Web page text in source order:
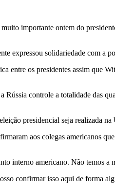
importante ontem do
expressou solidariedade com a
entre os presidentes assim que
Rússia controle a totalidade das
presidencial seja realizada
aos colegas americanos
interno americano. Não temos a
confirmar isso aqui de forma